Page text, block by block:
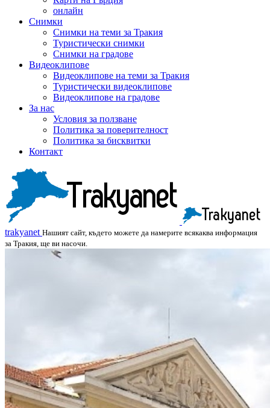
онлайн
Снимки
Снимки на теми за Тракия
Туристически снимки
Снимки на градове
Видеоклипове
Видеоклипове на теми за Тракия
Туристически видеоклипове
Видеоклипове на градове
За нас
Условия за ползване
Политика за поверителност
Политика за бисквитки
Контакт
trakyanet Нашият сайт, където можете да намерите всякаква информация
за Тракия, ще ви насочи.